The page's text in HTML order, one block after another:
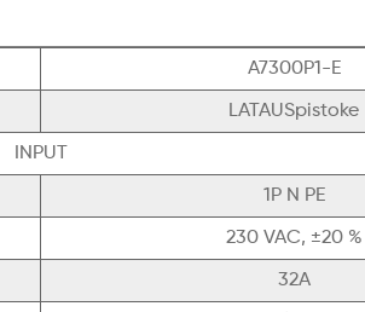
A7300P1-E
LATAUSpistoke
INPUT
1P N PE
230 VAC, ±20 %
32A